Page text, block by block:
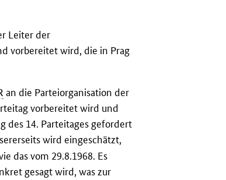
Leiter der
vorbereitet wird, die in Prag
an die Parteiorganisation der
vorbereitet wird und
des 14. Parteitages gefordert
wird eingeschätzt,
das vom 29.8.1968. Es
gesagt wird, was zur